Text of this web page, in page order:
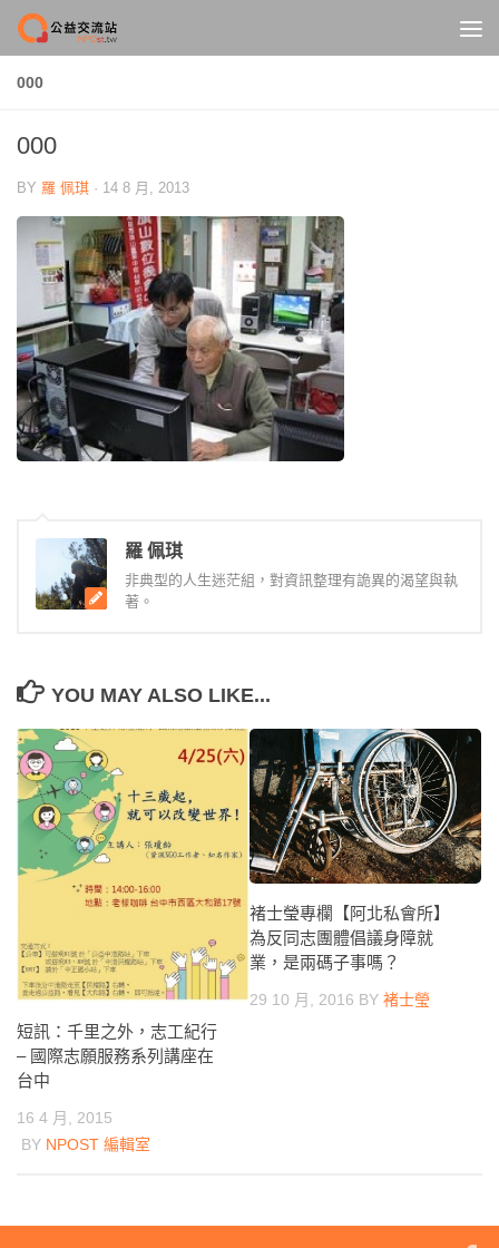
Skip to content
000
000
BY 羅 佩琪 · 14 8 月, 2013
羅 佩琪
非典型的人生迷茫組，對資訊整理有詭異的渴望與執
著。
YOU MAY ALSO LIKE...
短訊：千里之外，志工紀行
– 國際志願服務系列講座在
台中
16 4 月, 2015
BY NPOST 編輯室
褚士瑩專欄【阿北私會所】
為反同志團體倡議身障就
業，是兩碼子事嗎？
29 10 月, 2016 BY 褚士瑩